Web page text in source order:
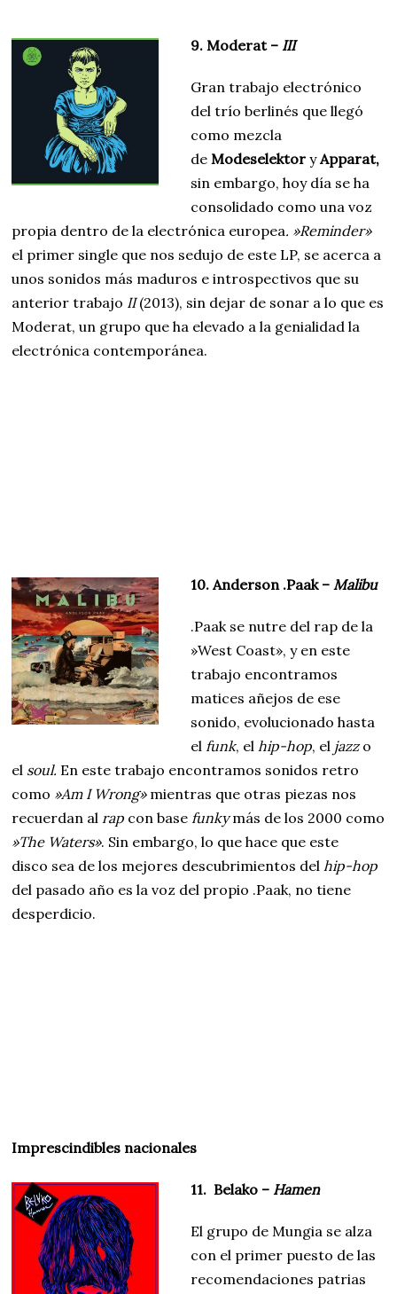
9. Moderat – III
Gran trabajo electrónico
del trío berlinés que llegó
como mezcla
de Modeselektor yApparat,
sin embargo, hoy día se ha
consolidado como una voz
propia dentro de la electrónica europea. »Reminder»
el primer single que nos sedujo de este LP, se acerca a
unos sonidos más maduros e introspectivos que su
anterior trabajo II(2013), sin dejar de sonar a lo que es
Moderat, un grupo que ha elevado a la genialidad la
electrónica contemporánea.
10. Anderson .Paak –Malibu
.Paak se nutre del rap de la
»West Coast», y en este
trabajo encontramos
matices añejos de ese
sonido, evolucionado hasta
el funk, elhip-hop, el jazzo
el soul. En este trabajo encontramos sonidos retro
como »Am I Wrong»mientras que otras piezas nos
recuerdan alrap con base funkymás de los 2000 como
»The Waters». Sin embargo, lo que hace que este
disco sea de los mejores descubrimientos delhip-hop
del pasado año es la voz del propio .Paak, no tiene
desperdicio.
Imprescindibles nacionales
11. Belako – Hamen
El grupo de Mungia se alza
con el primer puesto de las
recomendaciones patrias